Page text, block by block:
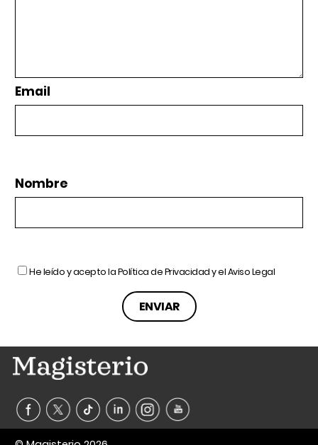
Email
Nombre
He leído y acepto laPolítica de Privacidady elAviso Legal